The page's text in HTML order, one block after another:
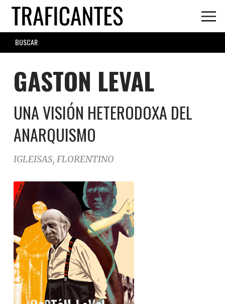
Skip
main
content
SEARCH
FORM
GASTON LEVAL
UNA VISIÓN HETERODOXA DEL
ANARQUISMO
IGLEISAS, FLORENTINO